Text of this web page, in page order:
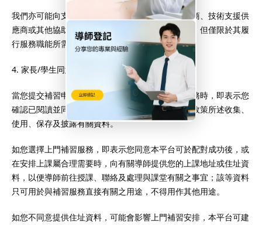
我們亦可能向支付處理機構、網站及系統服務供應商、技術支援供
應商或其他協助本平台營運的合作方披露必要資料，但僅限於其履
行服務職能所需範圍內使用。
4. 家長/學生同意條款
當您提交補習申請、登記帳戶或繼續使用本平台服務時，即表示您
確認已閱讀並同意本政策內容，並同意本平台按本政策所述收集、
使用、保存及披露有關資料。
如您選擇上門補習服務，即表示您同意本平台可於配對成功後，或
在安排上課屬合理需要時，向有關導師提供您的上課地址或住址資
料，以便導師前往授課、聯絡及處理與課堂有關之事宜；該等資料
只可用於與補習服務直接有關之用途，不得用作其他用途。
如您不同意提供住址資料，可能會影響上門補習安排，本平台可建